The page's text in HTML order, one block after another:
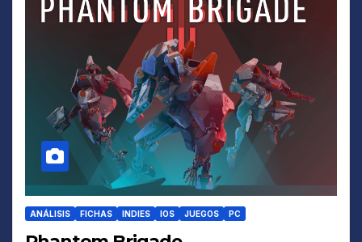
ANÁLISIS FICHAS INDIES IOS JUEGOS PC